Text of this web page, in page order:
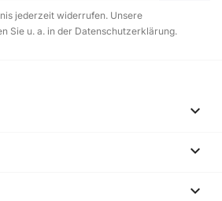
jederzeit widerrufen. Unsere
Sie u. a. in der Datenschutzerklärung.


